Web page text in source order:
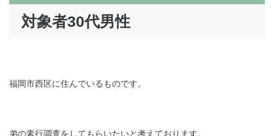
対象者30代男性
福岡市西区に住んでいるものです。
弟の素行調査をしてもらいたいと考えております。